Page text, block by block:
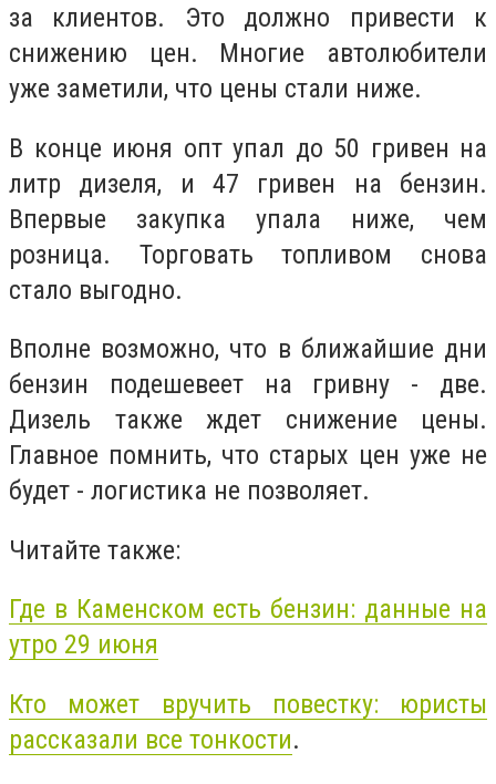
за клиентов. Это должно привести к
снижению цен. Многие автолюбители
уже заметили, что цены стали ниже.
В конце июня опт упал до 50 гривен на
литр дизеля, и 47 гривен на бензин.
Впервые закупка упала ниже, чем
розница. Торговать топливом снова
стало выгодно.
Вполне возможно, что в ближайшие дни
бензин подешевеет на гривну - две.
Дизель также ждет снижение цены.
Главное помнить, что старых цен уже не
будет - логистика не позволяет.
Читайте также:
Где в Каменском есть бензин: данные на
утро 29 июня
Кто может вручить повестку: юристы
рассказали все тонкости.